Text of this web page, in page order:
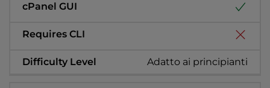
Adatto ai principianti